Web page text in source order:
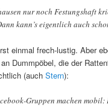
nur noch Festungshaft
kann’s eigentlich auch
einmal frech-lustig. Aber
Dummpöbel, die der
(auchStern):
Gruppen machen mobil: